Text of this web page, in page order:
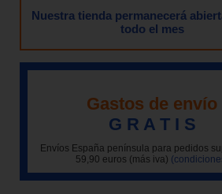
Nuestra tienda permanecerá
todo el mes
Gastos de envío
G R A T I S
Envíos España península para pedidos
59,90 euros (más iva)